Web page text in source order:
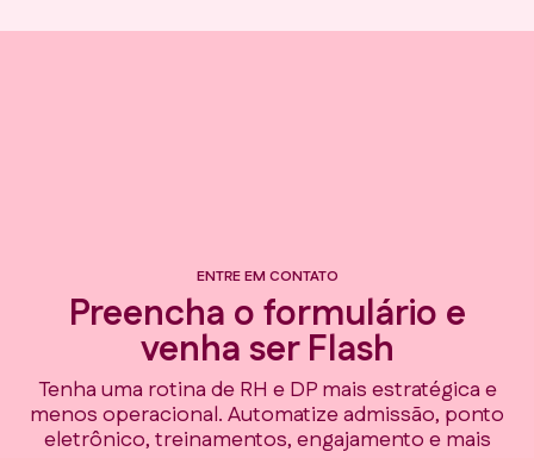
ENTRE EM CONTATO
Preencha o formulário e
venha ser Flash
Tenha uma rotina de RH e DP mais estratégica e
menos operacional. Automatize admissão, ponto
eletrônico, treinamentos, engajamento e mais